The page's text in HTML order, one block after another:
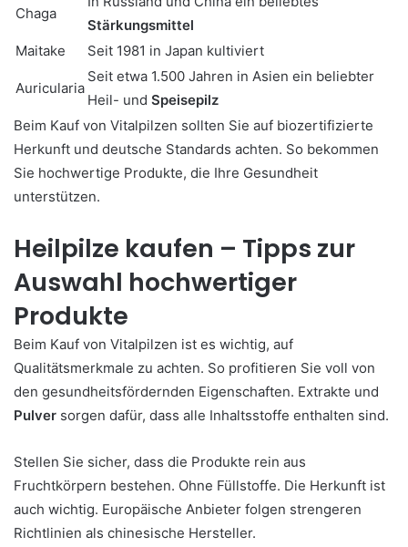
Chaga
Stärkungsmittel
Maitake
Seit 1981 in Japan kultiviert
Auricularia
Seit etwa 1.500 Jahren in Asien ein beliebter
Heil- und Speisepilz
Beim Kauf von Vitalpilzen sollten Sie auf biozertifizierte
Herkunft und deutsche Standards achten. So bekommen
Sie hochwertige Produkte, die Ihre Gesundheit
unterstützen.
Heilpilze kaufen – Tipps zur
Auswahl hochwertiger
Produkte
Beim Kauf von Vitalpilzen ist es wichtig, auf
Qualitätsmerkmale zu achten. So profitieren Sie voll von
den gesundheitsfördernden Eigenschaften. Extrakte und
Pulver sorgen dafür, dass alle Inhaltsstoffe enthalten sind.
Stellen Sie sicher, dass die Produkte rein aus
Fruchtkörpern bestehen. Ohne Füllstoffe. Die Herkunft ist
auch wichtig. Europäische Anbieter folgen strengeren
Richtlinien als chinesische Hersteller.